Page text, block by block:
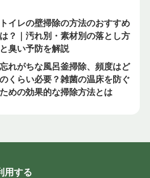
トイレの壁掃除の方法のおすすめ
は？｜汚れ別・素材別の落とし方
と臭い予防を解説
忘れがちな風呂釜掃除、頻度はど
のくらい必要？雑菌の温床を防ぐ
ための効果的な掃除方法とは
用する